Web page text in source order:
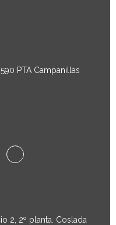
PTA Campanillas
2, 2º planta. Coslada